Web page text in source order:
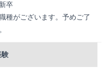
卒
種がございます。予めご了
験